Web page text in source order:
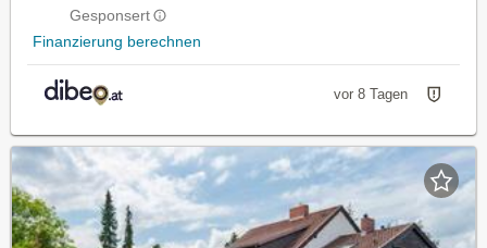
Gesponsert
Finanzierung berechnen
vor 8 Tagen